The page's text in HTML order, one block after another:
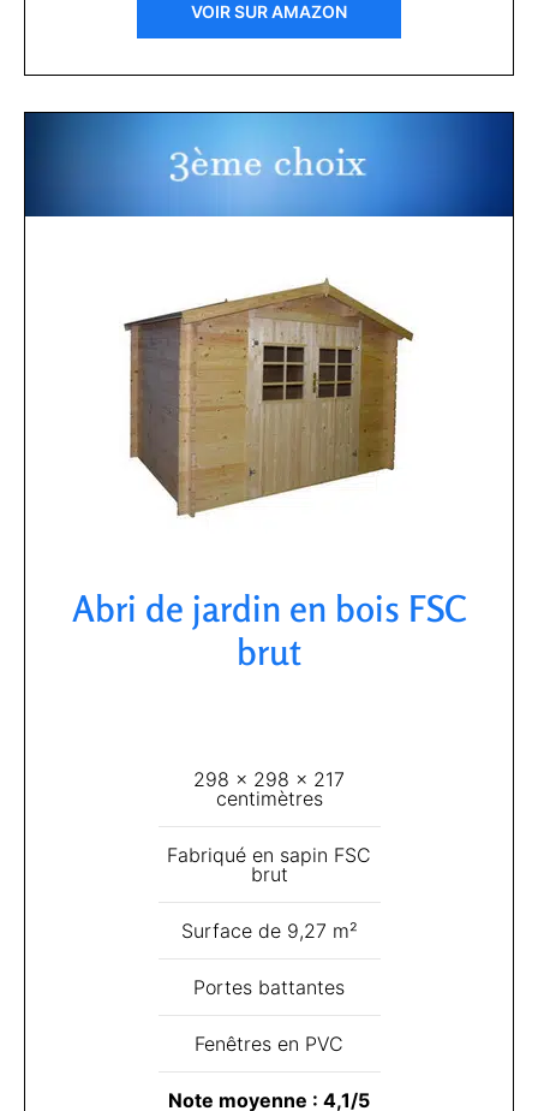
VOIR SUR AMAZON
Abri de jardin en bois FSC
brut​
298 x 298 x 217
centimètres
Fabriqué en sapin FSC
brut
Surface de 9,27 m²
Portes battantes
Fenêtres en PVC
Note moyenne : 4,1/5